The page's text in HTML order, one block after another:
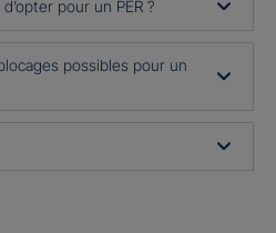
pour un PER ?
possibles pour un